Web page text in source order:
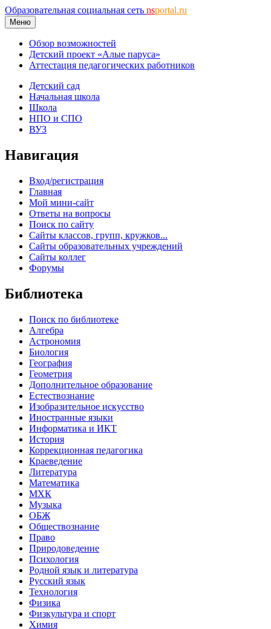
Образовательная социальная сеть nsportal.ru
Меню
Обзор возможностей
Детский проект «Алые паруса»
Аттестация педагогических работников
Детский сад
Начальная школа
Школа
НПО и СПО
ВУЗ
Навигация
Вход/регистрация
Главная
Мой мини-сайт
Ответы на вопросы
Поиск по сайту
Сайты классов, групп, кружков...
Сайты образовательных учреждений
Сайты коллег
Форумы
Библиотека
Поиск по библиотеке
Алгебра
Астрономия
Биология
География
Геометрия
Дополнительное образование
Естествознание
Изобразительное искусство
Иностранные языки
Информатика и ИКТ
История
Коррекционная педагогика
Краеведение
Литература
Математика
МХК
Музыка
ОБЖ
Обществознание
Право
Природоведение
Психология
Родной язык и литература
Русский язык
Технология
Физика
Физкультура и спорт
Химия